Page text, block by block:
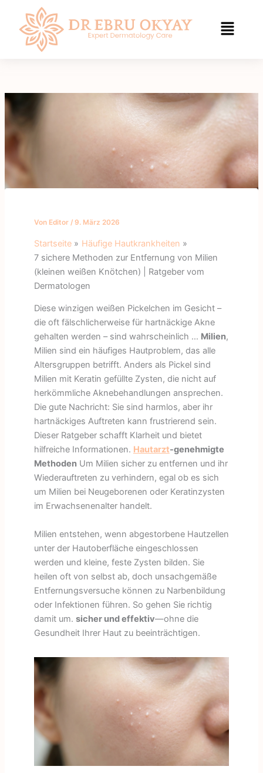
springen
Von Editor / 9. März 2026
Startseite
Häufige Hautkrankheiten
7 sichere Methoden zur Entfernung von Milien
(kleinen weißen Knötchen) | Ratgeber vom
Dermatologen
Diese winzigen weißen Pickelchen im Gesicht –
die oft fälschlicherweise für hartnäckige Akne
gehalten werden – sind wahrscheinlich … Milien,
Milien sind ein häufiges Hautproblem, das alle
Altersgruppen betrifft. Anders als Pickel sind
Milien mit Keratin gefüllte Zysten, die nicht auf
herkömmliche Aknebehandlungen ansprechen.
Die gute Nachricht: Sie sind harmlos, aber ihr
hartnäckiges Auftreten kann frustrierend sein.
Dieser Ratgeber schafft Klarheit und bietet
hilfreiche Informationen. Hautarzt-genehmigte
MethodenUm Milien sicher zu entfernen und ihr
Wiederauftreten zu verhindern, egal ob es sich
um Milien bei Neugeborenen oder Keratinzysten
im Erwachsenenalter handelt.
Milien entstehen, wenn abgestorbene Hautzellen
unter der Hautoberfläche eingeschlossen
werden und kleine, feste Zysten bilden. Sie
heilen oft von selbst ab, doch unsachgemäße
Entfernungsversuche können zu Narbenbildung
oder Infektionen führen. So gehen Sie richtig
damit um. sicher und effektiv—ohne die
Gesundheit Ihrer Haut zu beeinträchtigen.